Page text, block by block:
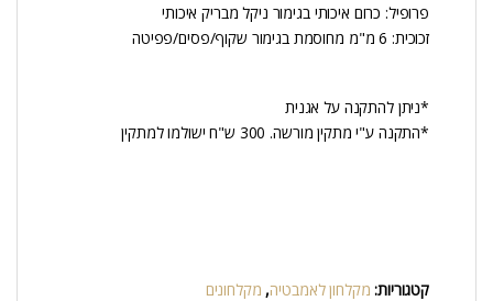
פרופיל: כרום איכותי בגימור ניקל מבריק איכותי
זכוכית: 6 מ"מ מחוסמת בגימור שקוף/פסים/פפיטה
*ניתן להתקנה על אגנית
*התקנה ע"י מתקין מורשה. 300 ש"ח ישולמו למתקין
קטגוריות: מקלחון לאמבטיה, מקלחונים